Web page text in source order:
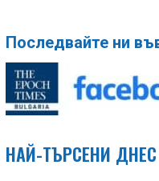
Последвайте ни
НАЙ-ТЪРСЕНИ ДНЕС